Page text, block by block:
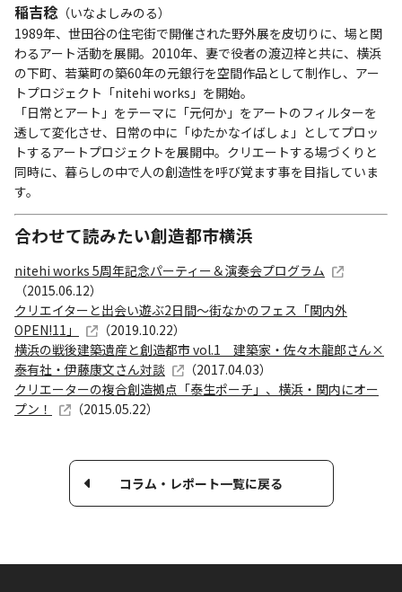
稲吉稔 （いなよしみのる）
1989年、世田谷の住宅街で開催された野外展を皮切りに、場と関
わるアート活動を展開。2010年、妻で役者の渡辺梓と共に、横浜
の下町、若葉町の築60年の元銀行を空間作品として制作し、アー
トプロジェクト「nitehi works」を開始。
「日常とアート」をテーマに「元何か」をアートのフィルターを
透して変化させ、日常の中に「ゆたかなイばしょ」としてプロッ
トするアートプロジェクトを展開中。クリエートする場づくりと
同時に、暮らしの中で人の創造性を呼び覚ます事を目指していま
す。
合わせて読みたい創造都市横浜
nitehi works 5周年記念パーティー＆演奏会プログラム
（2015.06.12）
クリエイターと出会い遊ぶ2日間～街なかのフェス「関内外
OPEN!11」
（2019.10.22）
横浜の戦後建築遺産と創造都市 vol.1 建築家・佐々木龍郎さん×
泰有社・伊藤康文さん対談
（2017.04.03）
クリエーターの複合創造拠点「泰生ポーチ」、横浜・関内にオー
プン！
（2015.05.22）
コラム・レポート一覧に戻る